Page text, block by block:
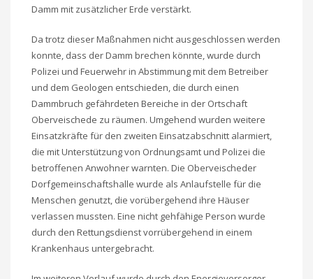
Damm mit zusätzlicher Erde verstärkt.
Da trotz dieser Maßnahmen nicht ausgeschlossen werden
konnte, dass der Damm brechen könnte, wurde durch
Polizei und Feuerwehr in Abstimmung mit dem Betreiber
und dem Geologen entschieden, die durch einen
Dammbruch gefährdeten Bereiche in der Ortschaft
Oberveischede zu räumen. Umgehend wurden weitere
Einsatzkräfte für den zweiten Einsatzabschnitt alarmiert,
die mit Unterstützung von Ordnungsamt und Polizei die
betroffenen Anwohner warnten. Die Oberveischeder
Dorfgemeinschaftshalle wurde als Anlaufstelle für die
Menschen genutzt, die vorübergehend ihre Häuser
verlassen mussten. Eine nicht gehfähige Person wurde
durch den Rettungsdienst vorrübergehend in einem
Krankenhaus untergebracht.